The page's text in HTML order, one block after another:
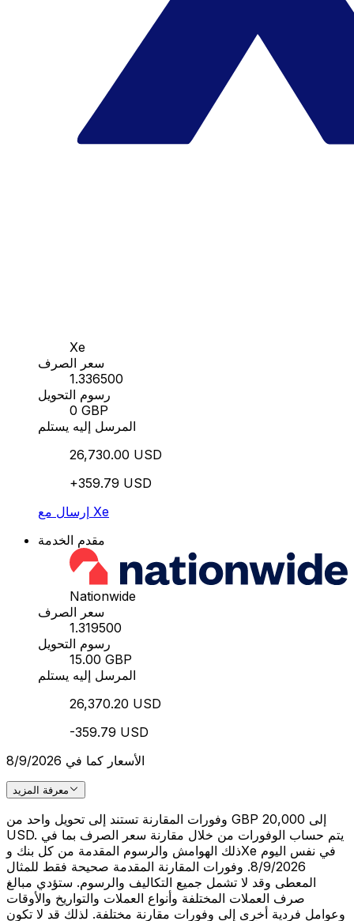
Xe
سعر الصرف
1.336500
رسوم التحويل
0 GBP
المرسل إليه يستلم
26,730.00 USD
+359.79 USD
إرسال مع Xe
مقدم الخدمة
Nationwide
سعر الصرف
1.319500
رسوم التحويل
15.00 GBP
المرسل إليه يستلم
26,370.20 USD
-359.79 USD
الأسعار كما في 8/9/2026
معرفة المزيد
وفورات المقارنة تستند إلى تحويل واحد من GBP 20,000 إلى
USD. يتم حساب الوفورات من خلال مقارنة سعر الصرف بما في
ذلك الهوامش والرسوم المقدمة من كل بنك وXe في نفس اليوم
8/9/2026. وفورات المقارنة المقدمة صحيحة فقط للمثال
المعطى وقد لا تشمل جميع التكاليف والرسوم. ستؤدي مبالغ
صرف العملات المختلفة وأنواع العملات والتواريخ والأوقات
وعوامل فردية أخرى إلى وفورات مقارنة مختلفة. لذلك قد لا تكون